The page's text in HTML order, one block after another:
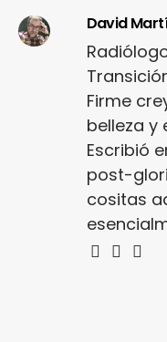
David
Firme
belleza y
Escribió
post-
cositas